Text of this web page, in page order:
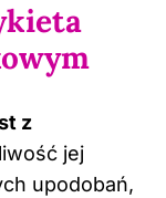
z
jej
upodobań,